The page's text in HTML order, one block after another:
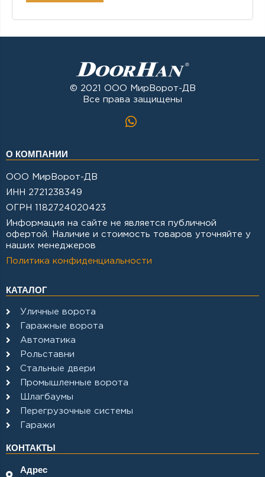
© 2021 ООО МирВорот-ДВ
Все права защищены
О КОМПАНИИ
ООО МирВорот-ДВ
ИНН 2721238349
ОГРН 1182724020423
Информация на сайте не является публичной
офертой. Наличие и стоимость товаров уточняйте у
наших менеджеров
Политика конфиденциальности
КАТАЛОГ
Уличные ворота
Гаражные ворота
Автоматика
Рольставни
Стальные двери
Промышленные ворота
Шлагбаумы
Перегрузочные системы
Гаражи
КОНТАКТЫ
Адрес